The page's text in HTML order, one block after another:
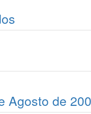
Agosto de